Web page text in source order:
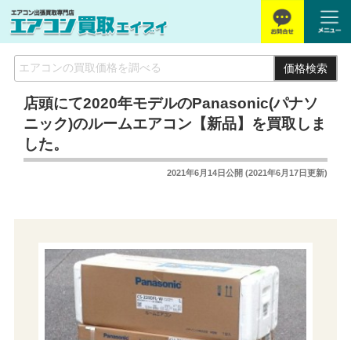
価格検索
店頭にて2020年モデルのPanasonic(パナソ
ニック)のルームエアコン【新品】を買取しま
した。
2021年6月14日公開 (2021年6月17日更新)